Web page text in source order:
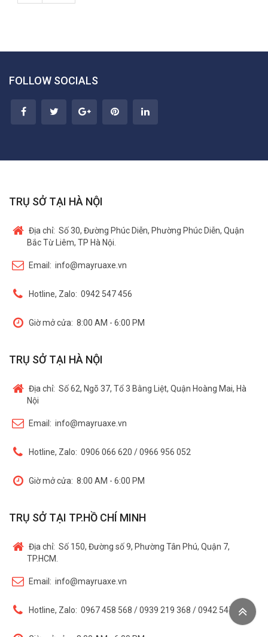
FOLLOW SOCIALS
TRỤ SỞ TẠI HÀ NỘI
Địa chỉ: Số 30, Đường Phúc Diễn, Phường Phúc Diễn, Quận
Bắc Từ Liêm, TP Hà Nội.
Email: info@mayruaxe.vn
Hotline, Zalo: 0942 547 456
Giờ mở cửa: 8:00 AM - 6:00 PM
TRỤ SỞ TẠI HÀ NỘI
Địa chỉ: Số 62, Ngõ 37, Tổ 3 Bằng Liệt, Quận Hoàng Mai, Hà
Nội
Email: info@mayruaxe.vn
Hotline, Zalo: 0906 066 620 / 0966 956 052
Giờ mở cửa: 8:00 AM - 6:00 PM
TRỤ SỞ TẠI TP.HỒ CHÍ MINH
Địa chỉ: Số 150, Đường số 9, Phường Tân Phú, Quận 7,
TP.HCM.
Email: info@mayruaxe.vn
Hotline, Zalo: 0967 458 568 / 0939 219 368 / 0942 547 456